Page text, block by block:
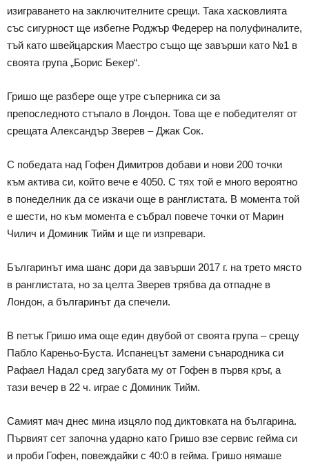
изиграването на заключителните срещи. Така хасковлията
със сигурност ще избегне Роджър Федерер на полуфиналите,
тъй като швейцарския Маестро също ще завърши като №1 в
своята група „Борис Бекер“.
Гришо ще разбере още утре съперника си за
препоследното стъпало в Лондон. Това ще е победителят от
срещата Александър Зверев – Джак Сок.
С победата над Гофен Димитров добави и нови 200 точки
към актива си, който вече е 4050. С тях той е много вероятно
в понеделник да се изкачи още в ранглистата. В момента той
е шести, но към момента е събрал повече точки от Марин
Чилич и Доминик Тийм и ще ги изпревари.
Българинът има шанс дори да завърши 2017 г. на трето място
в ранглистата, но за целта Зверев трябва да отпадне в
Лондон, а българинът да спечели.
В петък Гришо има още един двубой от своята група – срещу
Пабло Кареньо-Буста. Испанецът замени сънародника си
Рафаел Надал сред загубата му от Гофен в първя кръг, а
тази вечер в 22 ч. играе с Доминик Тийм.
Самият мач днес мина изцяло под диктовката на българина.
Първият сет започна ударно като Гришо взе сервис гейма си
и проби Гофен, повеждайки с 40:0 в гейма. Гришо нямаше